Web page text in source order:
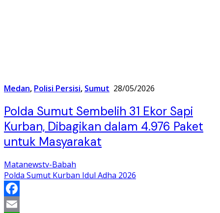
Medan, Polisi Persisi, Sumut 28/05/2026
Polda Sumut Sembelih 31 Ekor Sapi
Kurban, Dibagikan dalam 4.976 Paket
untuk Masyarakat
Matanewstv-Babah
Polda Sumut Kurban Idul Adha 2026
Facebook